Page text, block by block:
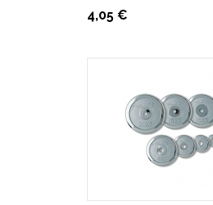
4,05 €